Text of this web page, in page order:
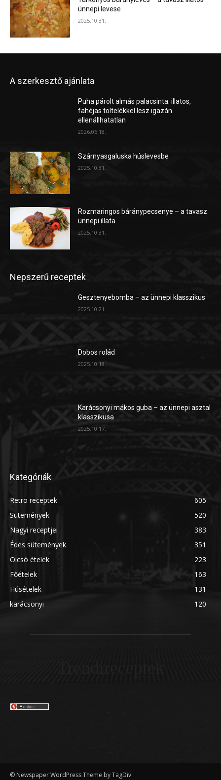
ünnepi levese
2025.10.31.
A szerkesztő ajánlata
Puha párolt almás palacsinta: illatos,
fahéjas töltelékkel lesz igazán
ellenállhatatlan
2026.06.18.
Szárnyasgaluska húslevesbe
2025.10.31.
Rozmaringos báránypecsenye – a tavasz
ünnepi illata
2025.10.31.
Nepszerű receptek
Gesztenyebomba – az ünnepi klasszikus
2025.10.21.
Dobos rolád
2025.10.18.
Karácsonyi mákos guba – az ünnepi asztal
klasszikusa
2025.10.17.
Kategóriák
Retro receptek
605
Sütemények
520
Nagyi receptjei
383
Édes sütemények
351
Olcsó ételek
223
Főételek
163
Húsételek
131
karácsonyi
120
© Newspaper WordPress Theme by TagDiv